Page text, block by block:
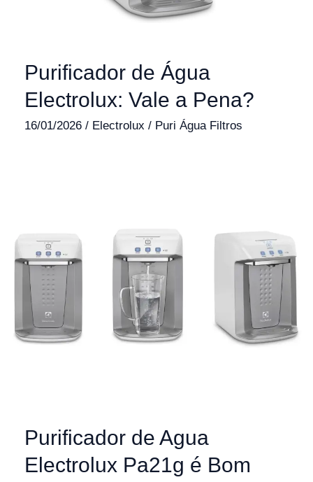
Purificador de Água
Electrolux: Vale a Pena?
16/01/2026 / Electrolux / Puri Água Filtros
Purificador de Agua
Electrolux Pa21g é Bom​